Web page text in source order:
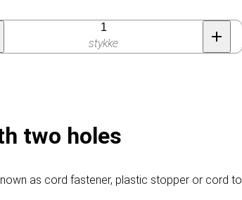
stykke
two holes
as cord fastener, plastic stopper or cord